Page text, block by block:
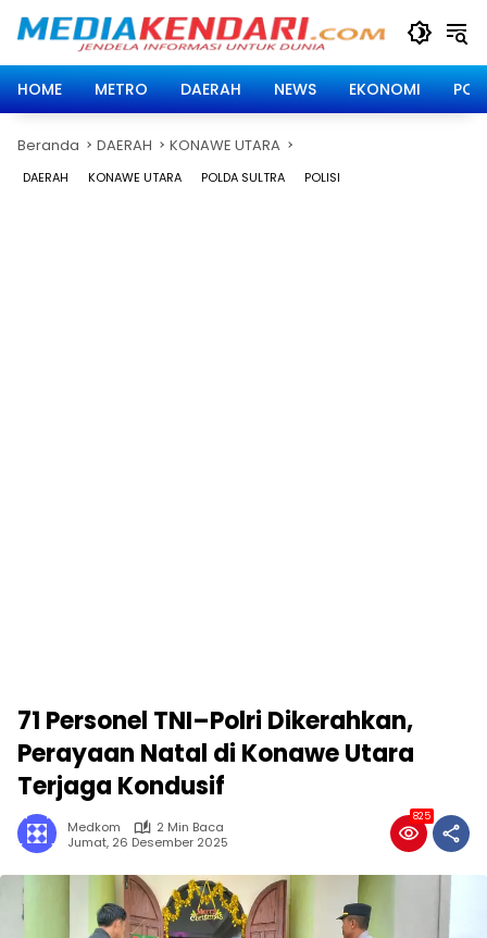
HOME
METRO DAERAH NEWS EKONOMI
Beranda DAERAH KONAWE UTARA
DAERAH KONAWE UTARA POLDA SULTRA POLISI
71 Personel TNI–Polri Dikerahkan,
Perayaan Natal di Konawe Utara
Terjaga Kondusif
Medkom
2 Min Baca
Jumat, 26 Desember 2025
825